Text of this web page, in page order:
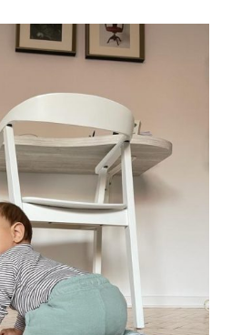
Ziua culorii